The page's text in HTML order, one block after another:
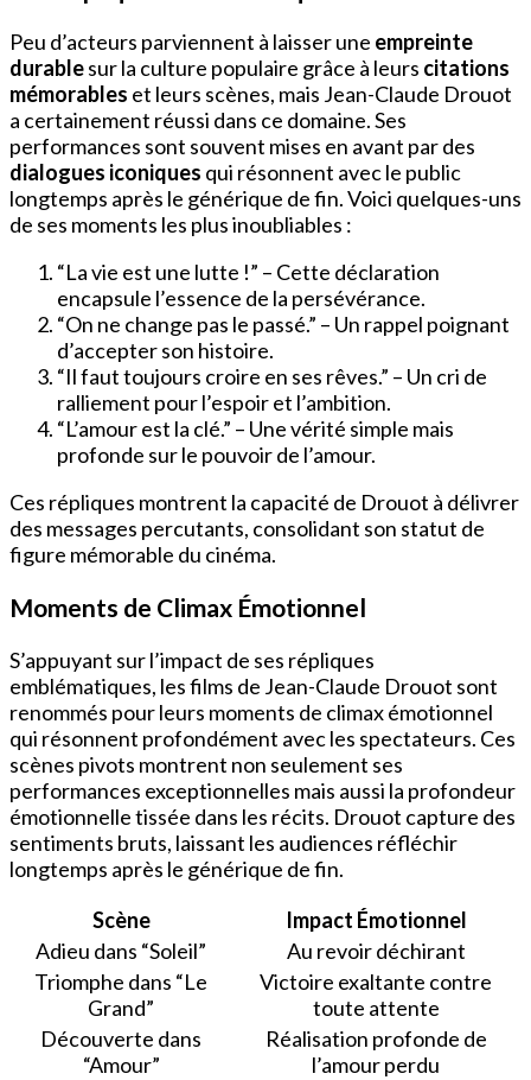
Peu d’acteurs parviennent à laisser une empreinte
durablesur la culture populaire grâce à leurs citations
mémorables et leurs scènes, mais Jean-Claude Drouot
a certainement réussi dans ce domaine. Ses
performances sont souvent mises en avant par des
dialogues iconiques qui résonnent avec le public
longtemps après le générique de fin. Voici quelques-uns
de ses moments les plus inoubliables :
“La vie est une lutte !” – Cette déclaration
encapsule l’essence de la persévérance.
“On ne change pas le passé.” – Un rappel poignant
d’accepter son histoire.
“Il faut toujours croire en ses rêves.” – Un cri de
ralliement pour l’espoir et l’ambition.
“L’amour est la clé.” – Une vérité simple mais
profonde sur le pouvoir de l’amour.
Ces répliques montrent la capacité de Drouot à délivrer
des messages percutants, consolidant son statut de
figure mémorable du cinéma.
Moments de Climax Émotionnel
S’appuyant sur l’impact de ses répliques
emblématiques, les films de Jean-Claude Drouot sont
renommés pour leurs moments de climax émotionnel
qui résonnent profondément avec les spectateurs. Ces
scènes pivots montrent non seulement ses
performances exceptionnelles mais aussi la profondeur
émotionnelle tissée dans les récits. Drouot capture des
sentiments bruts, laissant les audiences réfléchir
longtemps après le générique de fin.
Scène
Impact Émotionnel
Adieu dans “Soleil”
Au revoir déchirant
Triomphe dans “Le
Grand”
Victoire exaltante contre
toute attente
Découverte dans
“Amour”
Réalisation profonde de
l’amour perdu